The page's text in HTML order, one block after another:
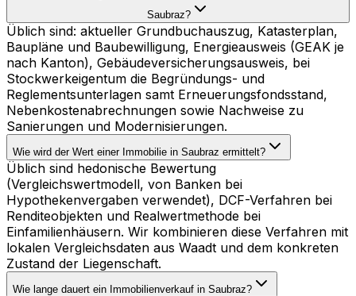
Saubraz?
Üblich sind: aktueller Grundbuchauszug, Katasterplan,
Baupläne und Baubewilligung, Energieausweis (GEAK je
nach Kanton), Gebäudeversicherungsausweis, bei
Stockwerkeigentum die Begründungs- und
Reglementsunterlagen samt Erneuerungsfondsstand,
Nebenkostenabrechnungen sowie Nachweise zu
Sanierungen und Modernisierungen.
Wie wird der Wert einer Immobilie in Saubraz ermittelt?
Üblich sind hedonische Bewertung
(Vergleichswertmodell, von Banken bei
Hypothekenvergaben verwendet), DCF-Verfahren bei
Renditeobjekten und Realwertmethode bei
Einfamilienhäusern. Wir kombinieren diese Verfahren mit
lokalen Vergleichsdaten aus Waadt und dem konkreten
Zustand der Liegenschaft.
Wie lange dauert ein Immobilienverkauf in Saubraz?